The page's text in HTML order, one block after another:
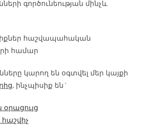
գործունեության մինչև
հաշվապահական
համար
կարող են օգտվել մեր կայքի
, ինչպիսիք են`